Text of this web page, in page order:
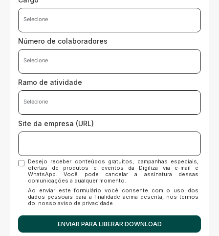
Número de colaboradores
Ramo de atividade
Site da empresa (URL)
Desejo receber conteúdos gratuitos, campanhas especiais,
ofertas de produtos e eventos da Digiliza via e-mail e
WhatsApp. Você pode cancelar a assinatura dessas
comunicações a qualquer momento.
Ao enviar este formulário você consente com o uso dos
dados pessoais para a finalidade acima descrita, nos termos
do nosso aviso de privacidade .
ENVIAR PARA LIBERAR DOWNLOAD